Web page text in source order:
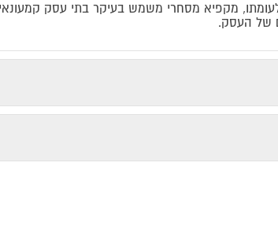
לעומתו, מקפיא מסחרי משמש בעיקר בתי עסק
של העסק.